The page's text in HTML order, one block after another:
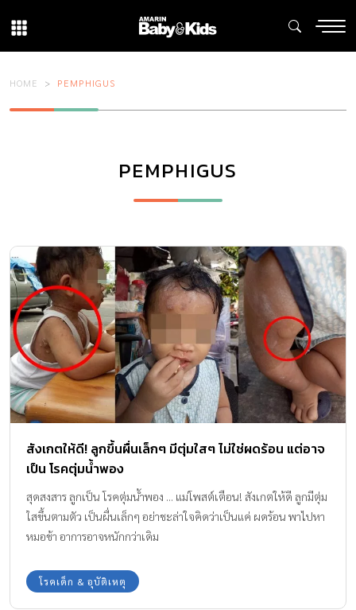
HOME PEMPHIGUS
PEMPHIGUS
สังเกตให้ดี! ลูกขึ้นผื่นเล็กๆ มีตุ่มใสๆ ไม่ใช่ผดร้อน แต่อาจ
เป็น โรคตุ่มน้ำพอง
สุดสงสาร ลูกเป็น โรคตุ่มน้ำพอง ... แม่โพสต์เตือน! สังเกตให้ดี ลูกมีตุ่ม
ใสขึ้นตามตัว เป็นผื่นเล็กๆ อย่าชะล่าใจคิดว่าเป็นแค่ ผดร้อน พาไปหา
หมอช้า อาการอาจหนักกว่าเดิม
โรคเด็ก & อุบัติเหตุ